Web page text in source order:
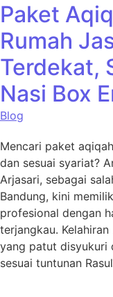
Paket
Rumah
Terdekat,
Nasi Box
Blog
Mencari paket
dan sesuai syariat?
Arjasari, sebagai
Bandung, kini
profesional dengan
terjangkau.
yang patut disyukuri
sesuai tuntunan